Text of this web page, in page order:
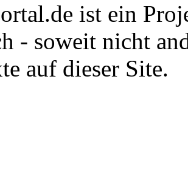
ist ein
- soweit nicht
auf dieser Site.